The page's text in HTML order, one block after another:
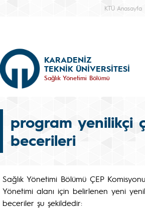
KTÜ Anasayfa
KARADENİZ
TEKNİK ÜNİVERSİTESİ
Sağlık Yönetimi Bölümü
program yenilikçi
becerileri
Sağlık Yönetimi Bölümü ÇEP
Yönetimi alanı için belirlenen yeni
beceriler şu şekildedir: